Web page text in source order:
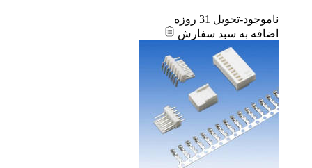
ناموجود-تحویل 31 روزه
اضافه به سبد سفارش